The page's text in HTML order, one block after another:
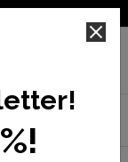
G+
!